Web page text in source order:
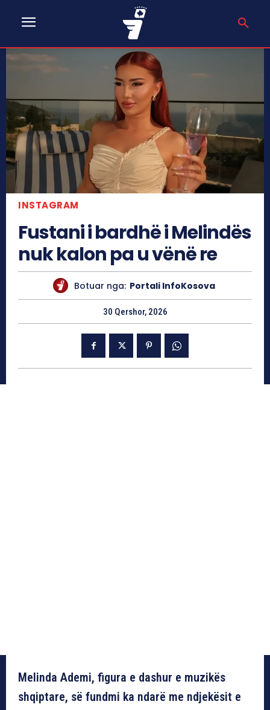
INSTAGRAM
Fustani i bardhë i Melindës
nuk kalon pa u vënë re
Botuar nga: Portali InfoKosova
30 Qershor, 2026
Melinda Ademi, figura e dashur e muzikës
shqiptare, së fundmi ka ndarë me ndjekësit e